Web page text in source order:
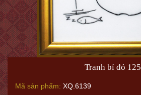
Tranh bí đỏ 125
Mã sản phẩm: XQ.6139